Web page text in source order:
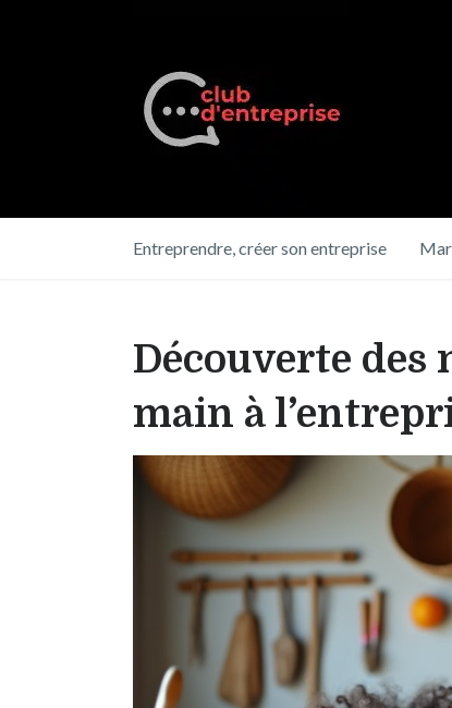
Entreprendre, créer son entreprise
Découverte des
main à